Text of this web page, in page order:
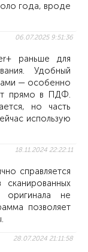
года, вроде
06.07.2025 9:51:36
раньше для
Удобный
— особенно
прямо в ПДФ.
но часть
использую
18.11.2024 22:22:11
справляется
оригинала не
позволяет
28.07.2024 21:11:58